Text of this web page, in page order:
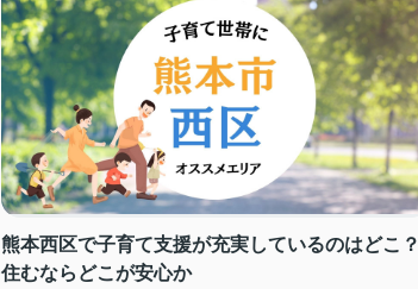
熊本西区で子育て支援が充実しているのはどこ？
住むならどこが安心か